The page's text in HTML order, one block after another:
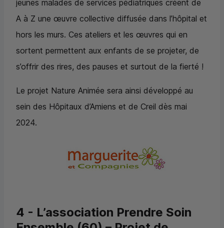
jeunes malades de services pédiatriques créent de
A à Z une œuvre collective diffusée dans l’hôpital et
hors les murs. Ces ateliers et les œuvres qui en
sortent permettent aux enfants de se projeter, de
s’offrir des rires, des pauses et surtout de la fierté !
Le projet Nature Animée sera ainsi développé au
sein des Hôpitaux d’Amiens et de Creil dès mai
2024.
4 - L’association Prendre Soin